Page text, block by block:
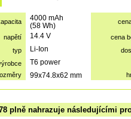
4000 mAh
(58 Wh)
napětí 14.4 V
cena
typ
Li-Ion
T6 power
99x74.8x62 mm
plně nahrazuje následujícími